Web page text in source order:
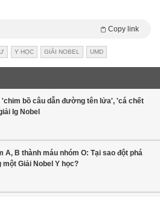
Copy link
Y HỌC GIẢI NOBEL UMD
bồ câu dẫn đường tên lửa', 'cá chết
Ig Nobel
A, B thành máu nhóm O: Tại sao đột phá
Giải Nobel Y học?